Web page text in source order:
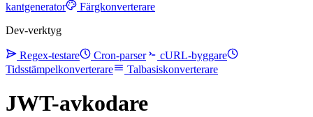
kantgenerator
Färgkonverterare
Dev-verktyg
Regex-testare Cron-parser
cURL-byggare
Tidsstämpelkonverterare
Talbasiskonverterare
JWT-avkodare